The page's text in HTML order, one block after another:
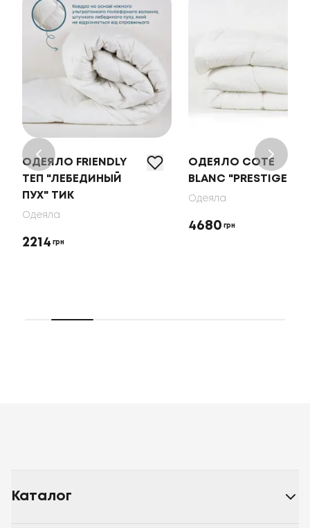
ОДЕЯЛО FRIENDLY
ТЕП "ЛЕБЕДИНЫЙ
ПУХ" ТИК
Одеяла
2214 грн
ОДЕЯЛО COTE
BLANC "PRESTIGE"
Одеяла
4680 грн
Каталог